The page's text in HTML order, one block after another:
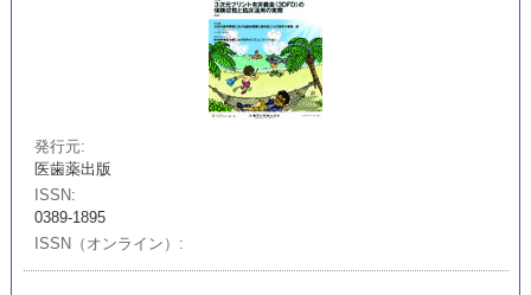
発行元
医歯薬出版
ISSN
0389-1895
ISSN（オンライン）